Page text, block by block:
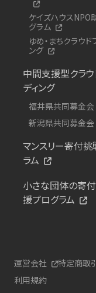
ケイズハウスNPO
グラム
ゆめ・まちクラウド
ング
中間支援型クラウ
ディング
福井県共同募金会
新潟県共同募金会
マンスリー寄付
ラム
小さな団体の寄
援プログラム
運営会社 特定商取
利用規約